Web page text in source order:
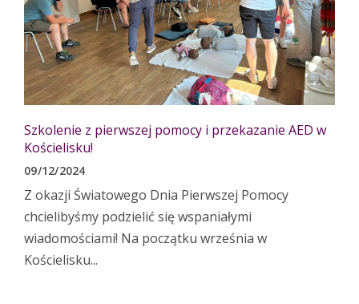
Szkolenie z pierwszej pomocy i przekazanie AED w
Kościelisku!
09/12/2024
Z okazji Światowego Dnia Pierwszej Pomocy
chcielibyśmy podzielić się wspaniałymi
wiadomościami! Na początku września w
Kościelisku...